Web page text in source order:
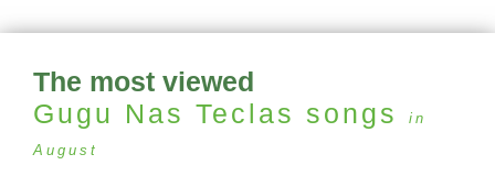
The most viewed
Gugu Nas Teclas songs
in
August